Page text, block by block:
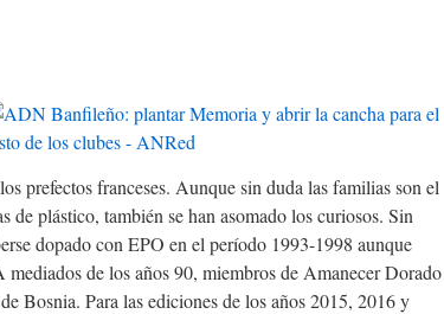
prefectos franceses. Aunque sin duda las familias son el
de plástico, también se han asomado los curiosos. Sin
dopado con EPO en el período 1993-1998 aunque
de los años 90, miembros de Amanecer Dorado
Bosnia. Para las ediciones de los años 2015, 2016 y